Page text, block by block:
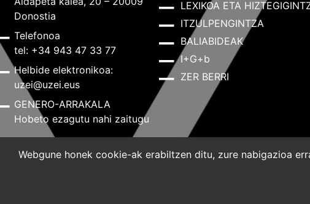
Donostia
Telefonoa
tel: +34 943 47 33 77
Helbide elektronikoa:
uzei@uzei.eus
GENERO-ARRAKALA
Hobeto ezagutu nahi zaitugu
LEXIKOA ETA
ITZULPENGINTZA
BALIABIDEAK
I+G+b
ZER BERRI
Lege-oharra Cookie-politika
Webgune honek cookie-ak erabiltzen ditu, zure nabigazioa